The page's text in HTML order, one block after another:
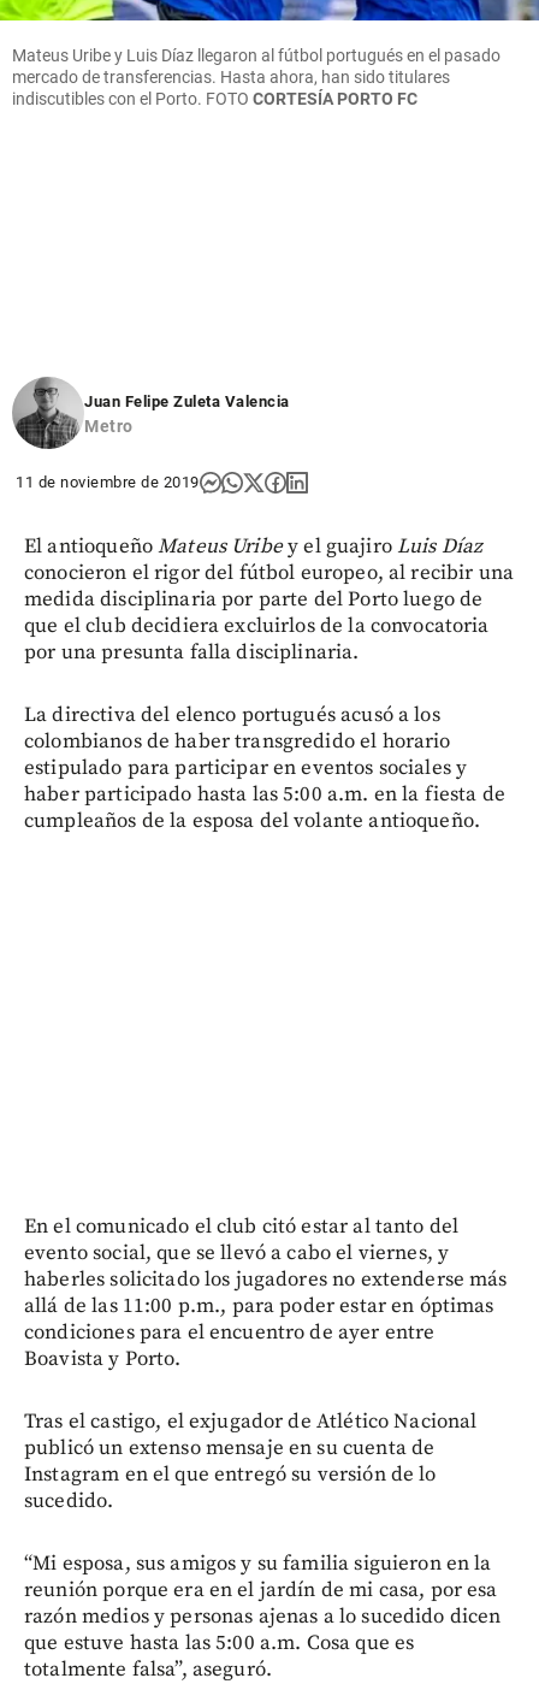
Mateus Uribe y Luis Díaz llegaron al fútbol portugués en el pasado
mercado de transferencias. Hasta ahora, han sido titulares
indiscutibles con el Porto. FOTO CORTESÍA PORTO FC
Juan Felipe Zuleta Valencia
Metro
11 de noviembre de 2019
El antioqueñoMateus Uribey el guajiroLuis Díaz
conocieron el rigor del fútbol europeo, al recibir una
medida disciplinaria por parte del Porto luego de
que el club decidiera excluirlos de la convocatoria
por una presunta falla disciplinaria.
La directiva del elenco portugués acusó a los
colombianos de haber transgredido el horario
estipulado para participar en eventos sociales y
haber participado hasta las 5:00 a.m. en la fiesta de
cumpleaños de la esposa del volante antioqueño.
En el comunicado el club citó estar al tanto del
evento social, que se llevó a cabo el viernes, y
haberles solicitado los jugadores no extenderse más
allá de las 11:00 p.m., para poder estar en óptimas
condiciones para el encuentro de ayer entre
Boavista y Porto.
Tras el castigo, el exjugador de Atlético Nacional
publicó un extenso mensaje en su cuenta de
Instagram en el que entregó su versión de lo
sucedido.
“Mi esposa, sus amigos y su familia siguieron en la
reunión porque era en el jardín de mi casa, por esa
razón medios y personas ajenas a lo sucedido dicen
que estuve hasta las 5:00 a.m. Cosa que es
totalmente falsa”, aseguró.